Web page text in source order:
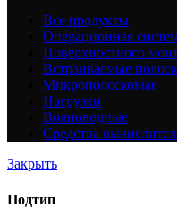
Все продукты
Операционная
Поверхностного
Встраиваемые
Микрополосковые
Нагрузки
Волноводные
Средства
Закрыть
Подтип